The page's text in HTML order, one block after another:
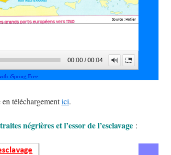
téléchargementici.
négrières et l’essor de l’esclavage :